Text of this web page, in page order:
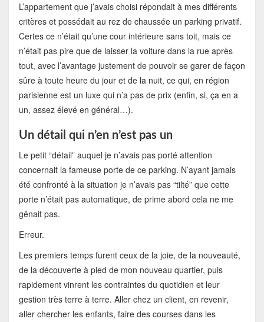
L’appartement que j’avais choisi répondait à mes différents
critères et possédait au rez de chaussée un parking privatif.
Certes ce n’était qu’une cour intérieure sans toit, mais ce
n’était pas pire que de laisser la voiture dans la rue après
tout, avec l’avantage justement de pouvoir se garer de façon
sûre à toute heure du jour et de la nuit, ce qui, en région
parisienne est un luxe qui n’a pas de prix (enfin, si, ça en a
un, assez élevé en général…).
Un détail qui n’en n’est pas un
Le petit “détail” auquel je n’avais pas porté attention
concernait la fameuse porte de ce parking. N’ayant jamais
été confronté à la situation je n’avais pas “tilté” que cette
porte n’était pas automatique, de prime abord cela ne me
gênait pas.
Erreur.
Les premiers temps furent ceux de la joie, de la nouveauté,
de la découverte à pied de mon nouveau quartier, puis
rapidement vinrent les contraintes du quotidien et leur
gestion très terre à terre. Aller chez un client, en revenir,
aller chercher les enfants, faire des courses dans les